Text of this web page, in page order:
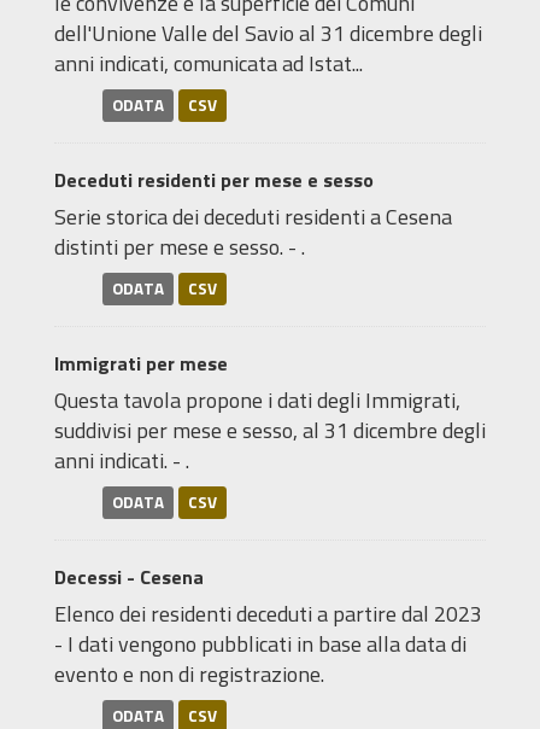
dell'Unione Valle del Savio al 31 dicembre degli
anni indicati, comunicata ad Istat...
ODATA CSV
Deceduti residenti per mese e sesso
Serie storica dei deceduti residenti a Cesena
distinti per mese e sesso. - .
ODATA CSV
Immigrati per mese
Questa tavola propone i dati degli Immigrati,
suddivisi per mese e sesso, al 31 dicembre degli
anni indicati. - .
ODATA CSV
Decessi - Cesena
Elenco dei residenti deceduti a partire dal 2023
- I dati vengono pubblicati in base alla data di
evento e non di registrazione.
ODATA CSV